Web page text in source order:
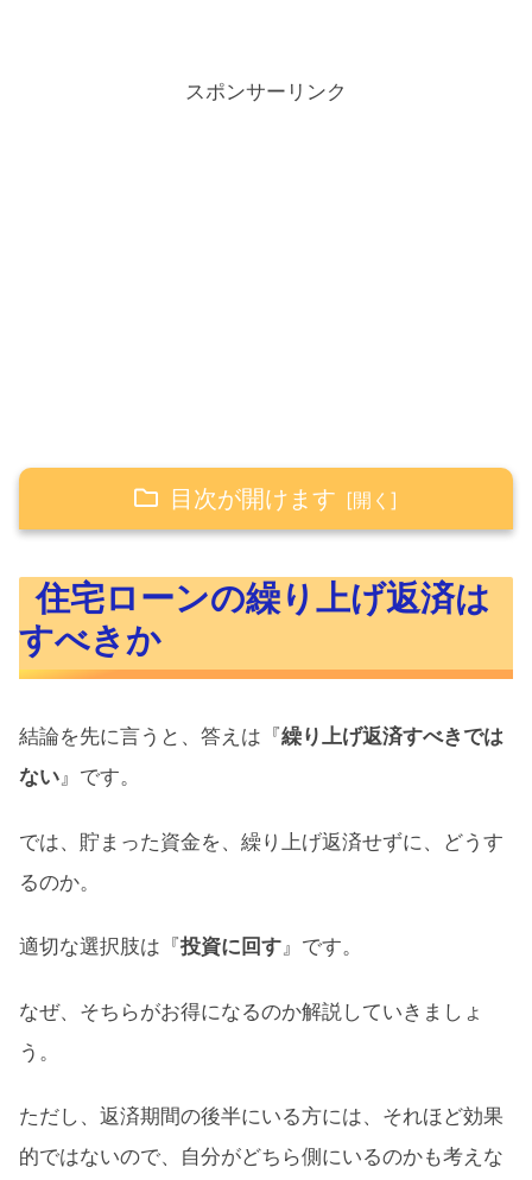
スポンサーリンク
目次が開けます
住宅ローンとは
日本の住宅ローンの実態
住宅ローン減税
住宅ローン減税概要
実際の減税金額
住宅ローン繰り上げ返済：まとめ
住宅ローンの繰り上げ返済は
すべきか
結論を先に言うと、答えは『繰り上げ返済すべきでは
ない』です。
では、貯まった資金を、繰り上げ返済せずに、どうす
るのか。
適切な選択肢は『投資に回す』です。
なぜ、そちらがお得になるのか解説していきましょ
う。
ただし、返済期間の後半にいる方には、それほど効果
的ではないので、自分がどちら側にいるのかも考えな